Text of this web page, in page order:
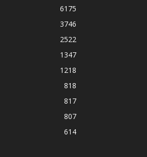
6175
3746
2522
1347
1218
818
817
807
614